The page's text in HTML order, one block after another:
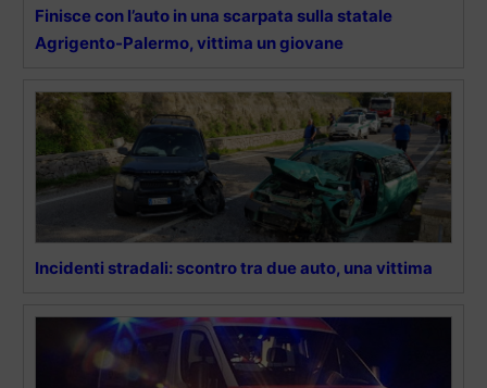
Finisce con l’auto in una scarpata sulla statale
Agrigento-Palermo, vittima un giovane
Incidenti stradali: scontro tra due auto, una vittima